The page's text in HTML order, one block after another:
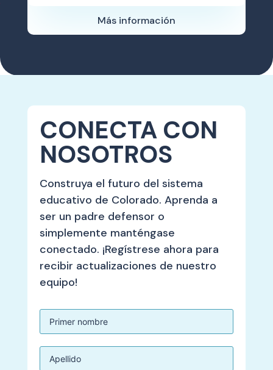
Más información
CONECTA CON
NOSOTROS
Construya el futuro del sistema
educativo de Colorado. Aprenda a
ser un padre defensor o
simplemente manténgase
conectado. ¡Regístrese ahora para
recibir actualizaciones de nuestro
equipo!